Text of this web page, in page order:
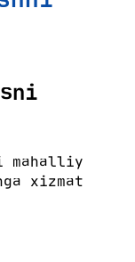
mahalliy
xizmat